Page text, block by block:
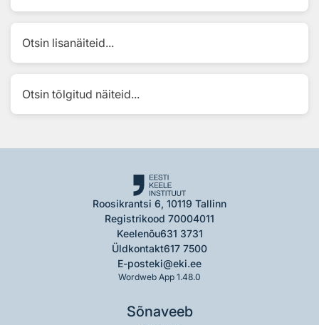
Otsin lisanäiteid...
Otsin tõlgitud näiteid...
Roosikrantsi 6, 10119 Tallinn
Registrikood 70004011
Keelenõu631 3731
Üldkontakt617 7500
E-posteki@eki.ee
Wordweb App 1.48.0
Sõnaveeb